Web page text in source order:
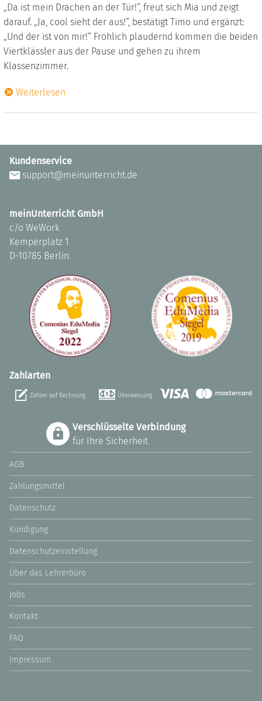
„Da ist mein Drachen an der Tür!“, freut sich Mia und zeigt
darauf. „Ja, cool sieht der aus!“, bestätigt Timo und ergänzt:
„Und der ist von mir!“ Fröhlich plaudernd kommen die beiden
Viertklässler aus der Pause und gehen zu ihrem
Klassenzimmer.
Weiterlesen
Kundenservice
support@meinunterricht.de
meinUnterricht GmbH
c/o WeWork
Kemperplatz 1
D-10785 Berlin
Zahlarten
Zahlen auf Rechnung Überweisung
Verschlüsselte Verbindung
für Ihre Sicherheit
AGB
Zahlungsmittel
Datenschutz
Kündigung
Datenschutzeinstellung
Über das Lehrerbüro
Jobs
Kontakt
FAQ
Impressum